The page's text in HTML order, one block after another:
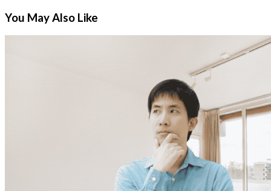
You May Also Like